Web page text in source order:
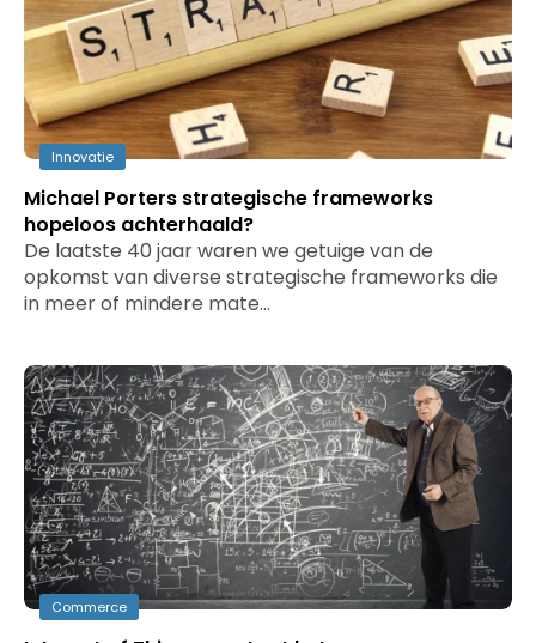
Innovatie
Michael Porters strategische frameworks
hopeloos achterhaald?
De laatste 40 jaar waren we getuige van de
opkomst van diverse strategische frameworks die
in meer of mindere mate…
Commerce